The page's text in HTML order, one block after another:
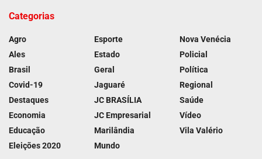
Categorias
Agro
Ales
Brasil
Covid-19
Destaques
Economia
Educação
Eleições 2020
Esporte
Estado
Geral
Jaguaré
JC BRASÍLIA
JC Empresarial
Marilândia
Mundo
Nova Venécia
Policial
Política
Regional
Saúde
Vídeo
Vila Valério